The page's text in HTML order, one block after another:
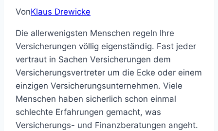
VonKlaus Drewicke
Die allerwenigsten Menschen regeln Ihre
Versicherungen völlig eigenständig. Fast jeder
vertraut in Sachen Versicherungen dem
Versicherungsvertreter um die Ecke oder einem
einzigen Versicherungsunternehmen. Viele
Menschen haben sicherlich schon einmal
schlechte Erfahrungen gemacht, was
Versicherungs- und Finanzberatungen angeht.